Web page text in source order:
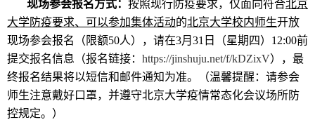
现场参会报名方式： 按照现行防疫要求，仅面向符合北京
大学防疫要求、可以参加集体活动的北京大学校内师生开放
现场参会报名（限额50人），请在3月31日（星期四）12:00前
提交报名信息（报名链接： https://jinshuju.net/f/kDZixV），最
终报名结果将以短信和邮件通知为准。（温馨提醒：请参会
师生注意戴好口罩，并遵守北京大学疫情常态化会议场所防
控规定。）